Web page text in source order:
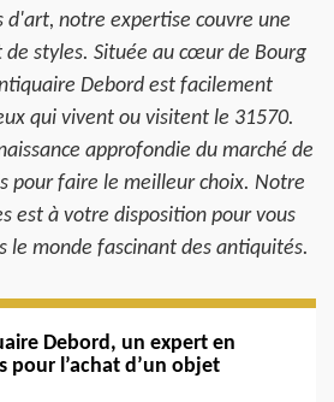
d'art, notre expertise couvre une
styles. Située au cœur de Bourg
Debord est facilement
qui vivent ou visitent le 31570.
approfondie du marché de
pour faire le meilleur choix. Notre
est à votre disposition pour vous
le monde fascinant des antiquités.
Debord, un expert en
pour l’achat d’un objet